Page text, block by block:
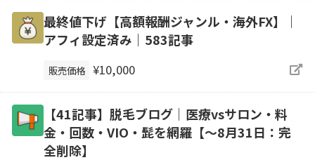
最終値下げ【高額報酬ジャンル・海外FX】｜
アフィ設定済み｜583記事
販売価格 ¥10,000
【41記事】脱毛ブログ｜医療vsサロン・料
金・回数・VIO・髭を網羅【～8月31日：完
全削除】